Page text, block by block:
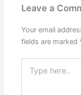
Leave a
Your email
fields are marked
here..